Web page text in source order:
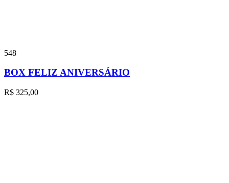
548
BOX FELIZ ANIVERSÁRIO
R$ 325,00